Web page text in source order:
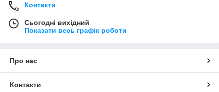
Контакти
Сьогодні вихідний
Показати весь графік роботи
Про нас
Контакти